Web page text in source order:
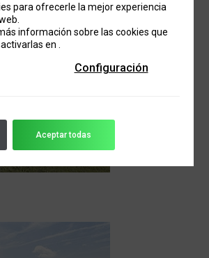
para ofrecerle la mejor experiencia
información sobre las cookies que
en
Configuración
Aceptar todas